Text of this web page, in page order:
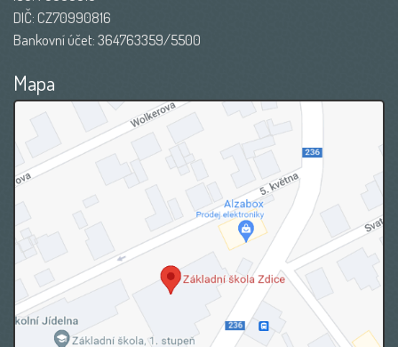
DIČ: CZ70990816
Bankovní účet: 364763359/5500
Mapa